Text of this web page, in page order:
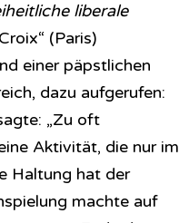
liberale
(Paris)
einer päpstlichen
dazu aufgerufen:
„Zu oft
Aktivität, die nur im
Haltung hat der
machte auf